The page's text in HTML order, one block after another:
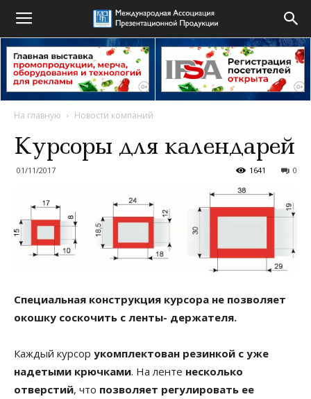
На главную Новости компаний
Курсоры для календарей
01/11/2017 0
1641
Специальная конструкция курсора не позволяет
окошку соскочить с ленты- держателя.
Каждый курсор укомплектован резинкой с уже
надетыми крючками. На ленте несколько
отверстий, что позволяет регулировать ее